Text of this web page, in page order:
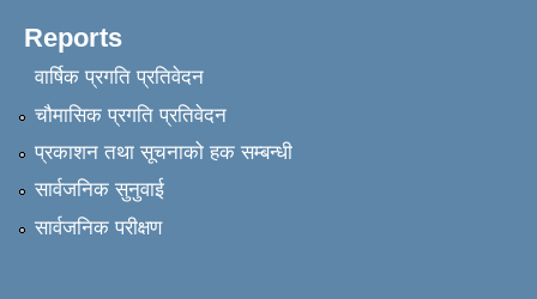
Reports
वार्षिक प्रगति प्रतिवेदन
चौमासिक प्रगति प्रतिवेदन
प्रकाशन तथा सूचनाको हक सम्बन्धी
सार्वजनिक सुनुवाई
सार्वजनिक परीक्षण